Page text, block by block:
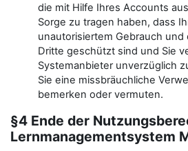
die mit Hilfe Ihres Accounts
Sorge zu tragen haben, dass
unautorisiertem Gebrauch und
Dritte geschützt sind und Sie
Systemanbieter unverzüglich
Sie eine missbräuchliche
bemerken oder vermuten.
§4 Ende der
Lernmanagementsystem